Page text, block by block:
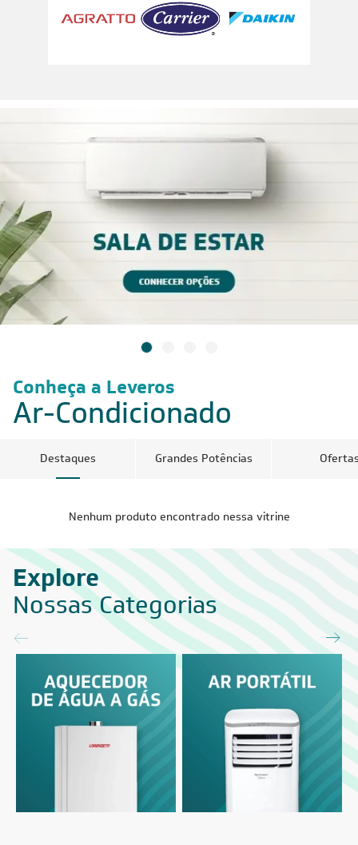
Conheça a Leveros
Ar-Condicionado
Destaques Grandes Potências
Nenhum produto encontrado nessa vitrine
Explore
Nossas Categorias